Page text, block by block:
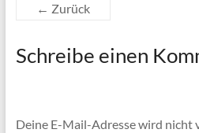
← Zurück
Schreibe einen
Deine E-Mail-Adresse wird nicht